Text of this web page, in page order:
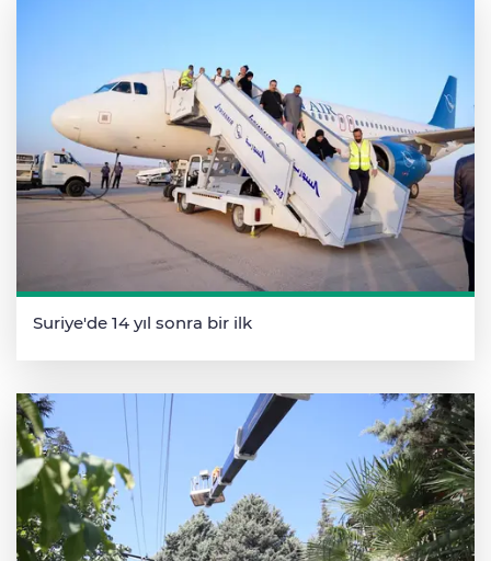
Suriye'de 14 yıl sonra bir ilk